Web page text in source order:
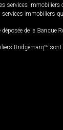
services
services immobiliers
de la Banque
BridgemarqMD sont